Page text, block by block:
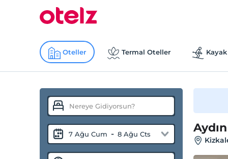
Oteller Termal Oteller
7 Ağu Cum - 8 Ağu Cts